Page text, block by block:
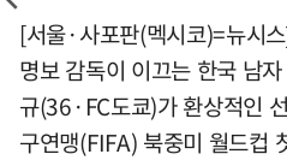
[서울·사포판(멕시코)=뉴시
명보 감독이 이끄는 한국 남
규(36·FC도쿄)가 환상적인
구연맹(FIFA) 북중미 월드컵